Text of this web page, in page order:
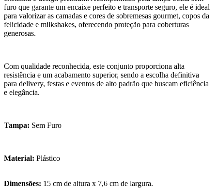
furo que garante um encaixe perfeito e transporte seguro, ele é ideal
para valorizar as camadas e cores de sobremesas gourmet, copos da
felicidade e milkshakes, oferecendo proteção para coberturas
generosas.
Com qualidade reconhecida, este conjunto proporciona alta
resistência e um acabamento superior, sendo a escolha definitiva
para delivery, festas e eventos de alto padrão que buscam eficiência
e elegância.
Tampa: Sem Furo
Material: Plástico
Dimensões: 15 cm de altura x 7,6 cm de largura.